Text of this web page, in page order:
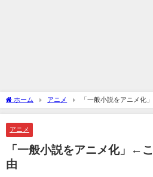
ホーム アニメ 「一般小説をアニメ化
アニメ
「一般小説をアニメ化」←
由